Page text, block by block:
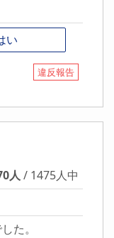
い
違反報告
人 / 1475人中
た。